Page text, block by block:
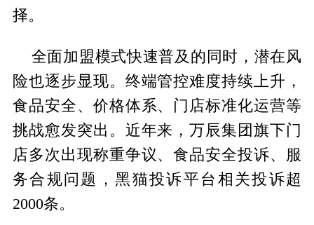
择。
全面加盟模式快速普及的同时，潜在风
险也逐步显现。终端管控难度持续上升，
食品安全、价格体系、门店标准化运营等
挑战愈发突出。近年来，万辰集团旗下门
店多次出现称重争议、食品安全投诉、服
务合规问题，黑猫投诉平台相关投诉超
2000条。